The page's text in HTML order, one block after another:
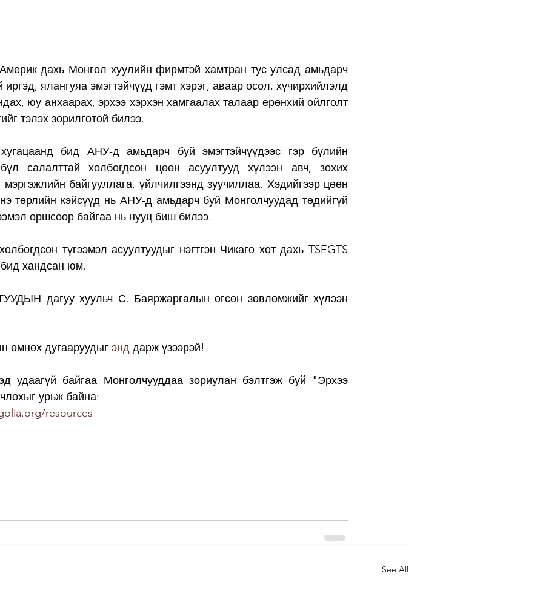
иргэд, ялангуяа эмэгтэйчүүд гэмт хэрэг, аваар осол, хүчирхийлэлд
юу анхаарах, эрхээ хэрхэн хамгаалах талаар ерөнхий ойлголт
тэлэх зорилготой билээ.
бид АНУ-д амьдарч буй эмэгтэйчүүдээс гэр бүлийн
салалттай холбогдсон цөөн асуултууд хүлээн авч, зохих
байгууллага, үйлчилгээнд зуучиллаа. Хэдийгээр цөөн
төрлийн кэйсүүд нь АНУ-д амьдарч буй Монголчуудад төдийгүй
оршсоор байгаа нь нууц биш билээ.
түгээмэл асуултуудыг нэгтгэн Чикаго хот дахь TSEGTS
бид хандсан юм.
дагуу хуульч С. Баяржаргалын өгсөн зөвлөмжийг хүлээн
өмнөх дугааруудыг энд дарж үзээрэй!
удаагүй байгаа Монголчууддаа зориулан бэлтгэж буй "Эрхээ
урьж байна:
resources
See All